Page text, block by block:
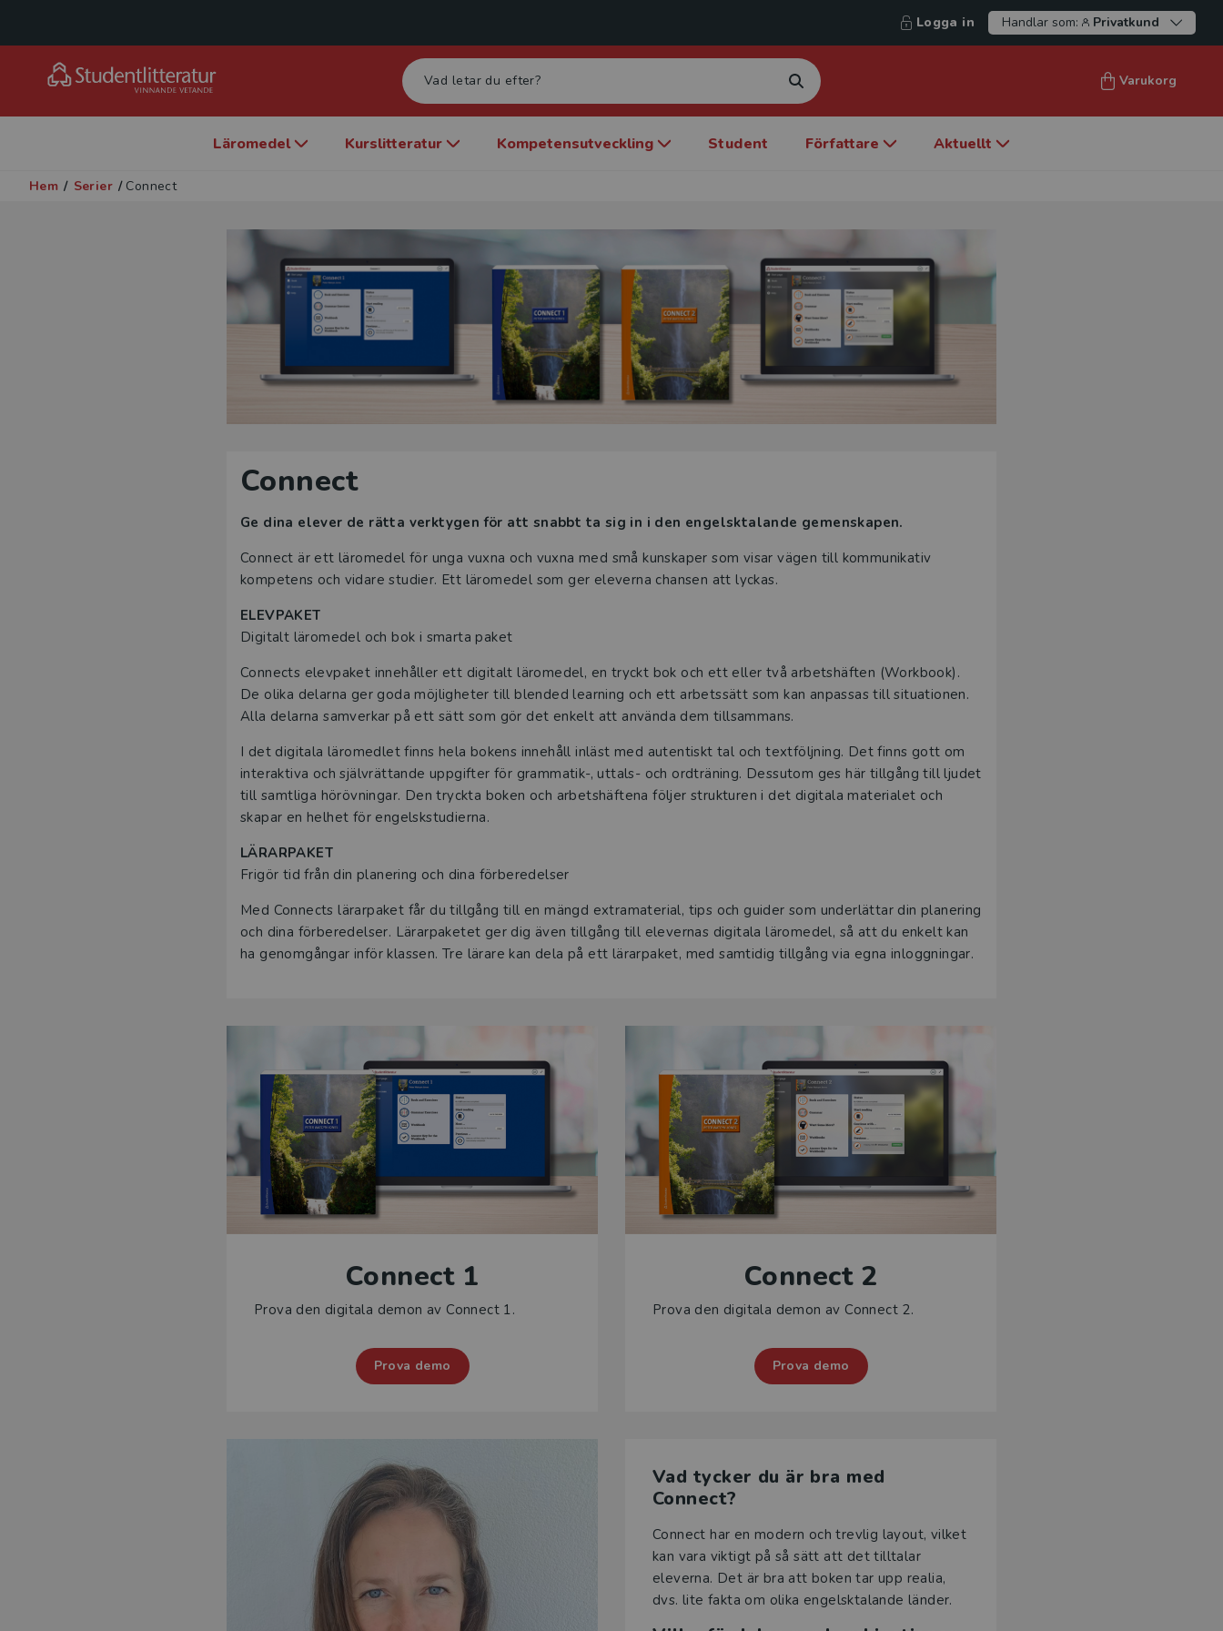
Logga in Handlar som: Privatkund
Varukorg
Läromedel Kurslitteratur Kompetensutveckling Student Författare Aktuellt
Hem / Serier / Connect
Connect
Ge dina elever de rätta verktygen för att snabbt ta sig in i den engelsktalande gemenskapen.
Connect är ett läromedel för unga vuxna och vuxna med små kunskaper som visar vägen till kommunikativ
kompetens och vidare studier. Ett läromedel som ger eleverna chansen att lyckas.
ELEVPAKET
Digitalt läromedel och bok i smarta paket
Connects elevpaket innehåller ett digitalt läromedel, en tryckt bok och ett eller två arbetshäften (Workbook).
De olika delarna ger goda möjligheter till blended learning och ett arbetssätt som kan anpassas till situationen.
Alla delarna samverkar på ett sätt som gör det enkelt att använda dem tillsammans.
I det digitala läromedlet finns hela bokens innehåll inläst med autentiskt tal och textföljning. Det finns gott om
interaktiva och självrättande uppgifter för grammatik-, uttals- och ordträning. Dessutom ges här tillgång till ljudet
till samtliga hörövningar. Den tryckta boken och arbetshäftena följer strukturen i det digitala materialet och
skapar en helhet för engelskstudierna.
LÄRARPAKET
Frigör tid från din planering och dina förberedelser
Med Connects lärarpaket får du tillgång till en mängd extramaterial, tips och guider som underlättar din planering
och dina förberedelser. Lärarpaketet ger dig även tillgång till elevernas digitala läromedel, så att du enkelt kan
ha genomgångar inför klassen. Tre lärare kan dela på ett lärarpaket, med samtidig tillgång via egna inloggningar.
Connect 1
Prova den digitala demon av Connect 1.
Prova demo
Connect 2
Prova den digitala demon av Connect 2.
Prova demo
Vad tycker du är bra med
Connect?
Connect har en modern och trevlig layout, vilket
kan vara viktigt på så sätt att det tilltalar
eleverna. Det är bra att boken tar upp realia,
dvs. lite fakta om olika engelsktalande länder.